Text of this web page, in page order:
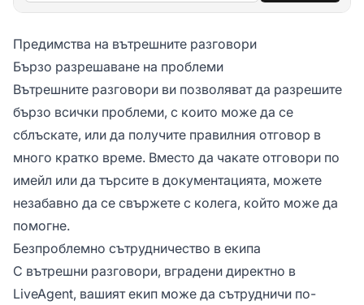
Предимства на вътрешните разговори
Бързо разрешаване на проблеми
Вътрешните разговори ви позволяват да разрешите
бързо всички проблеми, с които може да се
сблъскате, или да получите правилния отговор в
много кратко време. Вместо да чакате отговори по
имейл или да търсите в документацията, можете
незабавно да се свържете с колега, който може да
помогне.
Безпроблемно сътрудничество в екипа
С вътрешни разговори, вградени директно в
LiveAgent, вашият екип може да сътрудничи по-